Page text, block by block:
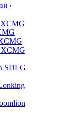
XCMG
XCMG
SDLG